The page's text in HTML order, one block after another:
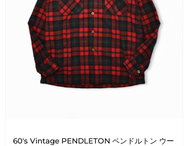
60's Vintage PENDLETON ペンドルトン ウー